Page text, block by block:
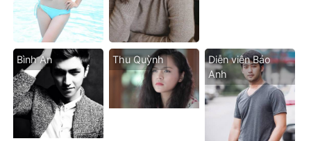
Bình An Thu Quỳnh
Diễn viên Bảo
Anh